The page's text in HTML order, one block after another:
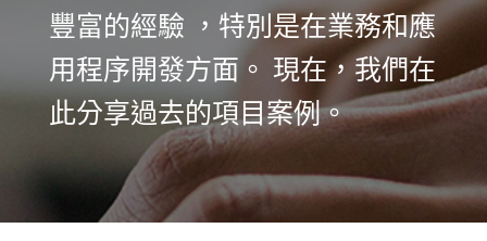
豐富的經驗 ，特別是在業務和應
用程序開發方面。 現在，我們在
此分享過去的項目案例。